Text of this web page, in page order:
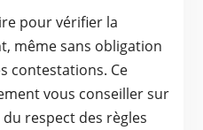
pour vérifier la
même sans obligation
contestations. Ce
vous conseiller sur
respect des règles